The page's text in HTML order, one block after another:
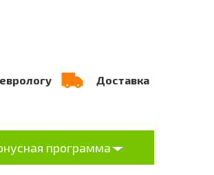
Доставка
программа